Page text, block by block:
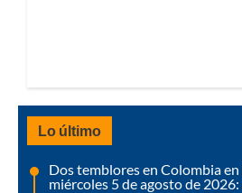
Lo último
Dos temblores en Colombia en
miércoles 5 de agosto de